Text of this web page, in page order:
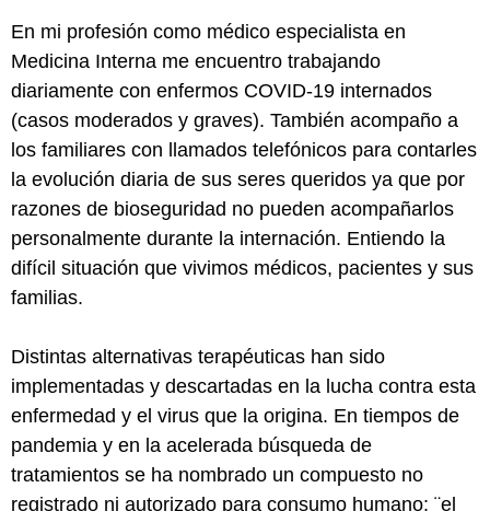
En mi profesión como médico especialista en
Medicina Interna me encuentro trabajando
diariamente con enfermos COVID-19 internados
(casos moderados y graves). También acompaño a
los familiares con llamados telefónicos para contarles
la evolución diaria de sus seres queridos ya que por
razones de bioseguridad no pueden acompañarlos
personalmente durante la internación. Entiendo la
difícil situación que vivimos médicos, pacientes y sus
familias.
Distintas alternativas terapéuticas han sido
implementadas y descartadas en la lucha contra esta
enfermedad y el virus que la origina. En tiempos de
pandemia y en la acelerada búsqueda de
tratamientos se ha nombrado un compuesto no
registrado ni autorizado para consumo humano: ¨el